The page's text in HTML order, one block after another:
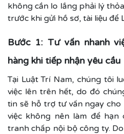
không cần lo lắng phải lý
trước khi gửi hồ sơ, tài liệu để
Bước 1: Tư vấn nhanh
hàng khi tiếp nhận yêu cầu
Tại Luật Trí Nam, chúng tôi
việc lên trên hết, do đó
tin sẽ hỗ trợ tư vấn ngay cho
việc không nên làm để
tranh chấp nội bộ công ty.